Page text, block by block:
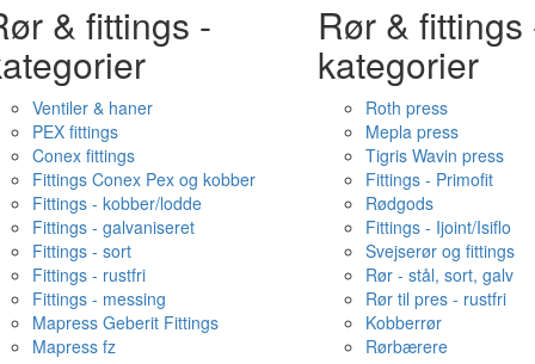
& fittings -
Ventiler & haner
PEX fittings
Conex fittings
Fittings Conex Pex og kobber
Fittings - kobber/lodde
Fittings - galvaniseret
Fittings - sort
Fittings - rustfri
Fittings - messing
Mapress Geberit Fittings
Mapress fz
Rør & fittings
kategorier
Roth press
Mepla press
Tigris Wavin press
Fittings - Primofit
Rødgods
Fittings - Ijoint/Isiflo
Svejserør og fittings
Rør - stål, sort, galv
Rør til pres - rustfri
Kobberrør
Rørbærere